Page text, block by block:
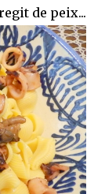
de peix...